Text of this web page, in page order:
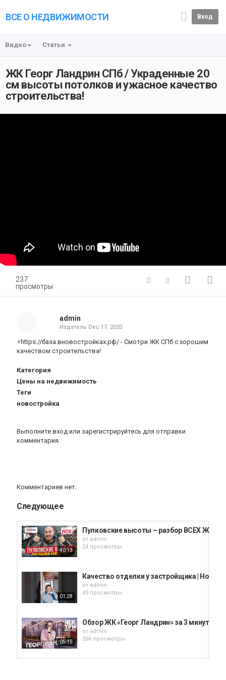
ВСЕ О НЕДВИЖИМОСТИ Вход
Видео Статьи
ЖК Георг Ландрин СПб / Украденные 20
см высоты потолков и ужасное качество
строительства!
237
просмотры
admin
Издатель Dec 17, 2020
⚡https://база.вновостройках.рф/ - Смотри ЖК СПб с хорошим
качеством строительства!
Категория
Цены на недвижимость
Теги
новостройка
Выполните вход или зарегистрируйтесь для отправки
комментария.
Комментариев нет.
Следующее
40:13
Пулковские высоты – разбор ВСЕХ ЖК:
от admin
24 просмотры
01:28
Качество отделки у застройщика |
от admin
43 просмотры
05:15
Обзор ЖК «Георг Ландрин» за 3 минуты |
от admin
266 просмотры